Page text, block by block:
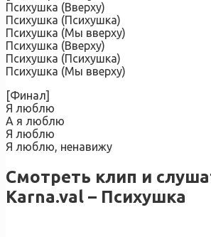
Психушка (Вверху)
Психушка (Психушка)
Психушка (Мы вверху)
Психушка (Вверху)
Психушка (Психушка)
Психушка (Мы вверху)
[Финал]
Я люблю
А я люблю
Я люблю
Я люблю, ненавижу
Смотреть клип и
Karna.val – Психушка